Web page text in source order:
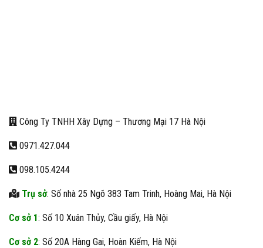
Công Ty TNHH Xây Dựng – Thương Mại 17 Hà Nội
0971.427.044
098.105.4244
Trụ sở: Số nhà 25 Ngõ 383 Tam Trinh, Hoàng Mai, Hà Nội
Cơ sở 1: Số 10 Xuân Thủy, Cầu giấy, Hà Nội
Cơ sở 2: Số 20A Hàng Gai, Hoàn Kiếm, Hà Nội